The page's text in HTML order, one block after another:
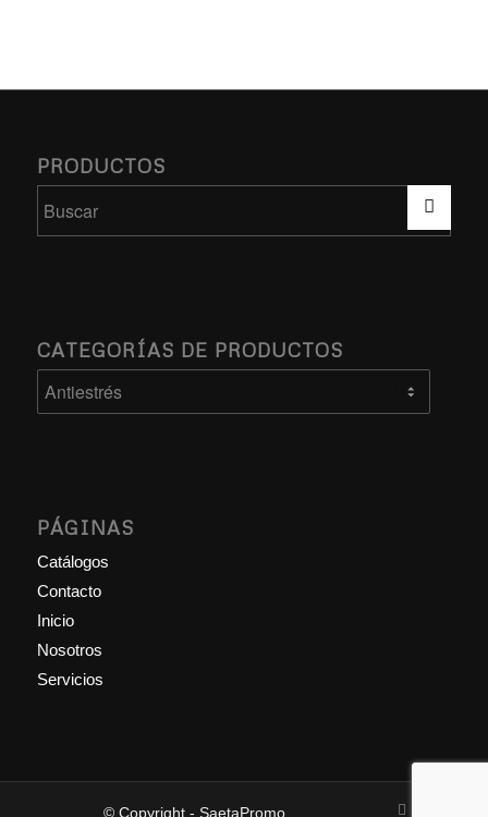
PRODUCTOS
CATEGORÍAS DE PRODUCTOS
PÁGINAS
Catálogos
Contacto
Inicio
Nosotros
Servicios
© Copyright - SaetaPromo